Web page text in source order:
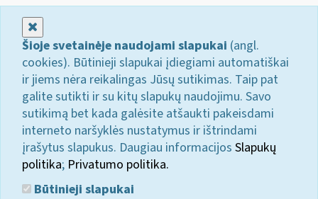
Šioje svetainėje naudojami slapukai (angl.
cookies). Būtinieji slapukai įdiegiami automatiškai
ir jiems nėra reikalingas Jūsų sutikimas. Taip pat
galite sutikti ir su kitų slapukų naudojimu. Savo
sutikimą bet kada galėsite atšaukti pakeisdami
interneto naršyklės nustatymus ir ištrindami
įrašytus slapukus. Daugiau informacijos Slapukų
politika; Privatumo politika.
Būtinieji slapukai